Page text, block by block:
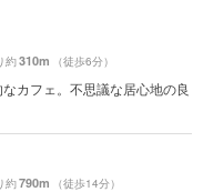
約310m （徒歩6分）
カフェ。不思議な居心地の良
約790m （徒歩14分）